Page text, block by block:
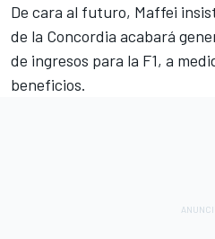
De cara al futuro, Maffei
de la Concordia acabará
de ingresos para la F1, a
beneficios.